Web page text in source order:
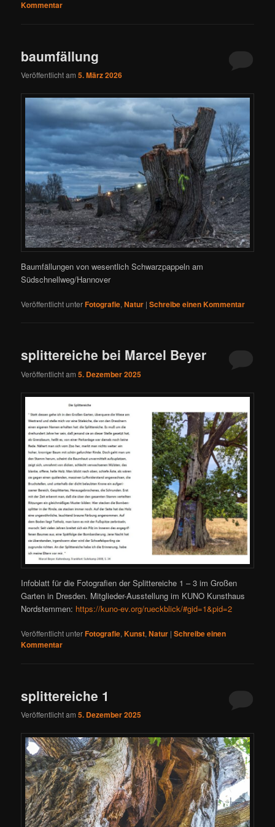
Kommentar
baumfällung
Veröffentlicht am5. März 2026
Baumfällungen von wesentlich Schwarzpappeln am
Südschnellweg/Hannover
Veröffentlicht unterFotografie,Natur |Schreibe einen Kommentar
splittereiche bei Marcel Beyer
Veröffentlicht am5. Dezember 2025
Infoblatt für die Fotografien der Splittereiche 1 – 3 im Großen
Garten in Dresden. Mitglieder-Ausstellung im KUNO Kunsthaus
Nordstemmen: https://kuno-ev.org/rueckblick/#gid=1&pid=2
Veröffentlicht unterFotografie,Kunst,Natur |Schreibe einen
Kommentar
splittereiche 1
Veröffentlicht am5. Dezember 2025